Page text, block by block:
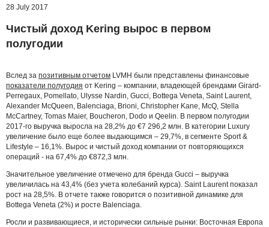
28 July 2017
Чистый доход Kering вырос в первом
полугодии
Вслед за позитивным отчетом LVMH были представлены финансовые
показатели полугодия от Kering – компании, владеющей брендами Girard-
Perregaux, Pomellato, Ulysse Nardin, Gucci, Bottega Veneta, Saint Laurent,
Alexander McQueen, Balenciaga, Brioni, Christopher Kane, McQ, Stella
McCartney, Tomas Maier, Boucheron, Dodo и Qeelin. В первом полугодии
2017-го выручка выросла на 28,2% до €7 296,2 млн. В категории Luxury
увеличение было еще более выдающимся – 29,7%, в сегменте Sport &
Lifestyle – 16,1%. Вырос и чистый доход компании от повторяющихся
операций - на 67,4% до €872,3 млн.
Значительное увеличение отмечено для бренда Gucci – выручка
увеличилась на 43,4% (без учета колебаний курса). Saint Laurent показал
рост на 28,5%. В отчете также говорится о позитивной динамике для
Bottega Veneta (2%) и росте Balenciaga.
Росли и развивающиеся, и исторически сильные рынки: Восточная Европа